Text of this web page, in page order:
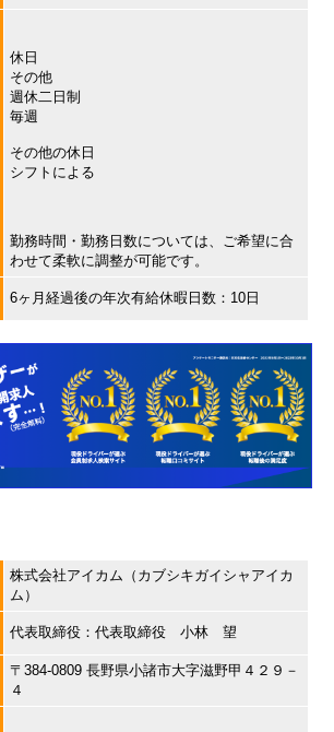
休日
その他
週休二日制
毎週
その他の休日
シフトによる
勤務時間・勤務日数については、ご希望に合
わせて柔軟に調整が可能です。
6ヶ月経過後の年次有給休暇日数：10日
株式会社アイカム（カブシキガイシャアイカ
ム）
代表取締役：代表取締役 小林 望
〒384-0809 長野県小諸市大字滋野甲４２９－
４